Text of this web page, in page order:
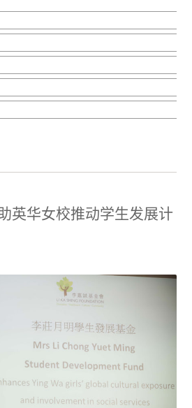
英华女校推动学生发展计